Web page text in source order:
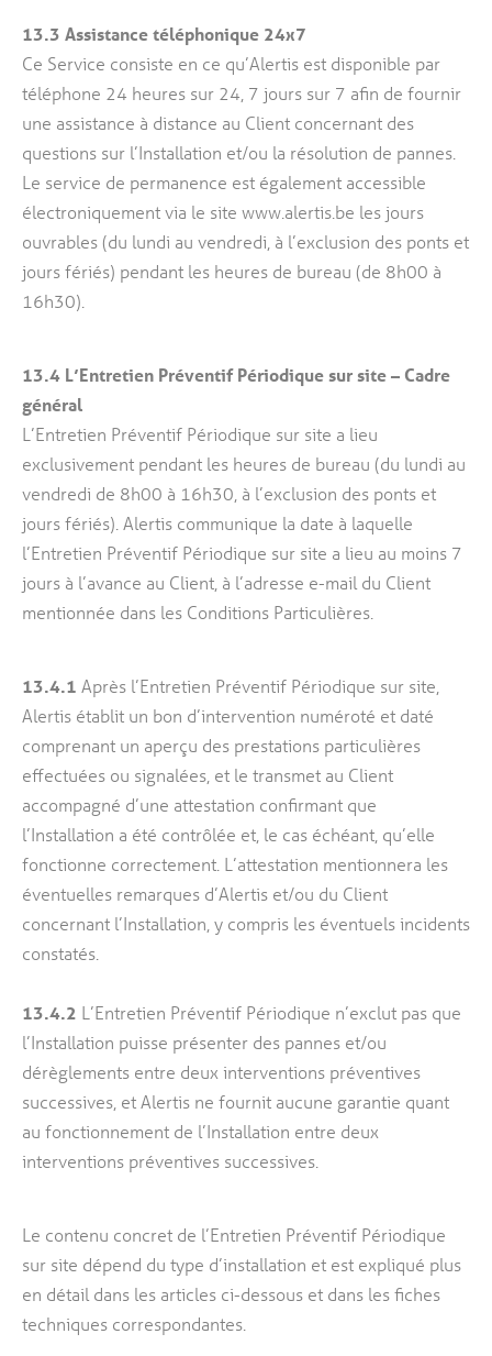
13.3 Assistance téléphonique 24x7
Ce Service consiste en ce qu’Alertis est disponible par
téléphone 24 heures sur 24, 7 jours sur 7 afin de fournir
une assistance à distance au Client concernant des
questions sur l’Installation et/ou la résolution de pannes.
Le service de permanence est également accessible
électroniquement via le site www.alertis.be les jours
ouvrables (du lundi au vendredi, à l’exclusion des ponts et
jours fériés) pendant les heures de bureau (de 8h00 à
16h30).
13.4 L’Entretien Préventif Périodique sur site – Cadre
général
​​​​​​​L’Entretien Préventif Périodique sur site a lieu
exclusivement pendant les heures de bureau (du lundi au
vendredi de 8h00 à 16h30, à l’exclusion des ponts et
jours fériés). Alertis communique la date à laquelle
l’Entretien Préventif Périodique sur site a lieu au moins 7
jours à l’avance au Client, à l’adresse e-mail du Client
mentionnée dans les Conditions Particulières.
13.4.1 Après l’Entretien Préventif Périodique sur site,
Alertis établit un bon d’intervention numéroté et daté
comprenant un aperçu des prestations particulières
effectuées ou signalées, et le transmet au Client
accompagné d’une attestation confirmant que
l’Installation a été contrôlée et, le cas échéant, qu’elle
fonctionne correctement. L’attestation mentionnera les
éventuelles remarques d’Alertis et/ou du Client
concernant l’Installation, y compris les éventuels incidents
constatés.
13.4.2 L’Entretien Préventif Périodique n’exclut pas que
l’Installation puisse présenter des pannes et/ou
dérèglements entre deux interventions préventives
successives, et Alertis ne fournit aucune garantie quant
au fonctionnement de l’Installation entre deux
interventions préventives successives.
Le contenu concret de l’Entretien Préventif Périodique
sur site dépend du type d’installation et est expliqué plus
en détail dans les articles ci-dessous et dans les fiches
techniques correspondantes.